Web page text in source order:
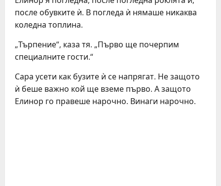
после обувките ѝ. В погледа ѝ нямаше никаква
коледна топлина.
„Търпение“, каза тя. „Първо ще почерпим
специалните гости.“
Сара усети как бузите ѝ се напрягат. Не защото
ѝ беше важно кой ще вземе първо. А защото
Елинор го правеше нарочно. Винаги нарочно.